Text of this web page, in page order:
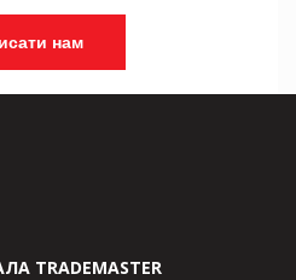
нам
TRADEMASTER